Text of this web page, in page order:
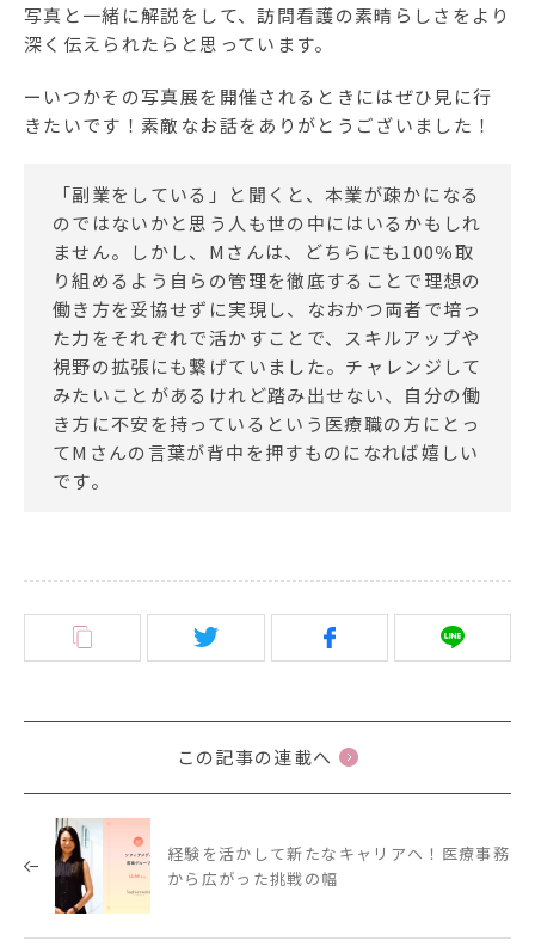
写真と一緒に解説をして、訪問看護の素晴らしさをより
深く伝えられたらと思っています。
ーいつかその写真展を開催されるときにはぜひ見に行
きたいです！素敵なお話をありがとうございました！
「副業をしている」と聞くと、本業が疎かになる
のではないかと思う人も世の中にはいるかもしれ
ません。しかし、Mさんは、どちらにも100％取
り組めるよう自らの管理を徹底することで理想の
働き方を妥協せずに実現し、なおかつ両者で培っ
た力をそれぞれで活かすことで、スキルアップや
視野の拡張にも繋げていました。チャレンジして
みたいことがあるけれど踏み出せない、自分の働
き方に不安を持っているという医療職の方にとっ
てMさんの言葉が背中を押すものになれば嬉しい
です。
この記事の連載へ
経験を活かして新たなキャリアへ！医療事務
から広がった挑戦の幅